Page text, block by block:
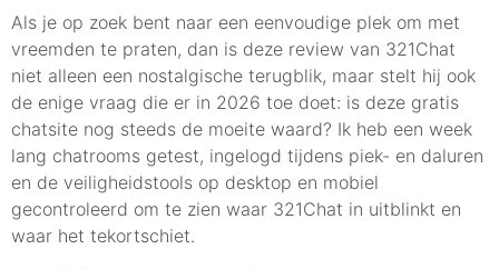
Als je op zoek bent naar een eenvoudige plek om met
vreemden te praten, dan is deze review van 321Chat
niet alleen een nostalgische terugblik, maar stelt hij ook
de enige vraag die er in 2026 toe doet: is deze gratis
chatsite nog steeds de moeite waard? Ik heb een week
lang chatrooms getest, ingelogd tijdens piek- en daluren
en de veiligheidstools op desktop en mobiel
gecontroleerd om te zien waar 321Chat in uitblinkt en
waar het tekortschiet.